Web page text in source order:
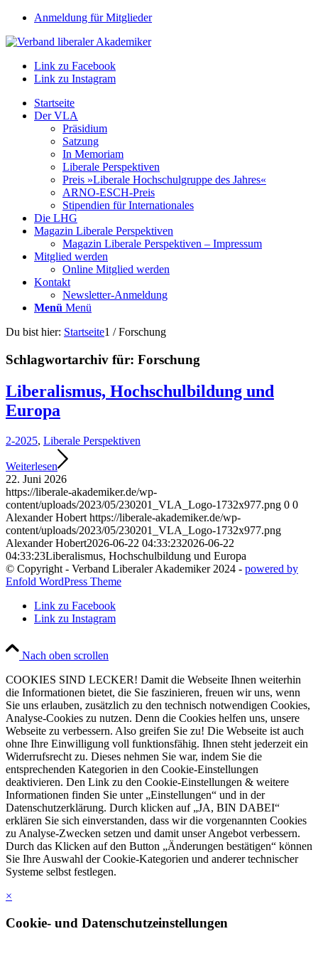
Anmeldung für Mitglieder
Link zu Facebook
Link zu Instagram
Startseite
Der VLA
Präsidium
Satzung
In Memoriam
Liberale Perspektiven
Preis »Liberale Hochschulgruppe des Jahres«
ARNO-ESCH-Preis
Stipendien für Internationales
Die LHG
Magazin Liberale Perspektiven
Magazin Liberale Perspektiven – Impressum
Mitglied werden
Online Mitglied werden
Kontakt
Newsletter-Anmeldung
Menü Menü
Du bist hier: Startseite1 / Forschung
Schlagwortarchiv für: Forschung
Liberalismus, Hochschulbildung und
Europa
2-2025, Liberale Perspektiven
Weiterlesen
22. Juni 2026
https://liberale-akademiker.de/wp-
content/uploads/2023/05/230201_VLA_Logo-1732x977.png 0 0
Alexander Hobert https://liberale-akademiker.de/wp-
content/uploads/2023/05/230201_VLA_Logo-1732x977.png
Alexander Hobert2026-06-22 04:33:232026-06-22
04:33:23Liberalismus, Hochschulbildung und Europa
© Copyright - Verband Liberaler Akademiker 2024 - powered by
Enfold WordPress Theme
Link zu Facebook
Link zu Instagram
Nach oben scrollen
COOKIES SIND LECKER! Damit die Webseite Ihnen weiterhin
die Informationen bietet, die Sie faszinieren, freuen wir uns, wenn
Sie uns erlauben, zusätzlich zu den technisch notwendigen Cookies,
Analyse-Cookies zu nutzen. Denn die Cookies helfen uns, unsere
Webseite zu verbessern. Also greifen Sie zu! Die Webseite ist auch
ohne Ihre Einwilligung voll funktionsfähig. Ihnen steht jederzeit ein
Widerrufsrecht zu. Dieses nehmen Sie war, indem Sie die
entsprechenden Kategorien in den Cookie-Einstellungen
deaktivieren. Den Link zu den Cookie-Einstellungen & weitere
Informationen finden Sie unter „Einstellungen“ und in der
Datenschutzerklärung. Durch klicken auf „JA, BIN DABEI“
erklären Sie sich einverstanden, dass wir die vorgenannten Cookies
zu Analyse-Zwecken setzen und damit unser Angebot verbessern.
Durch das Klicken auf den Button „Änderungen bestätigen“ können
Sie Ihre Auswahl der Cookie-Kategorien und anderer technischer
Systeme selbst festlegen.
×
Cookie- und Datenschutzeinstellungen